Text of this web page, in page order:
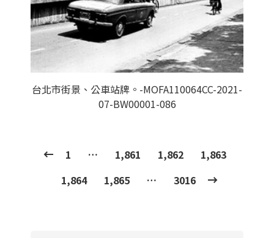
台北市街景、公車站牌。-MOFA110064CC-2021-
07-BW00001-086
1 … 1,861 1,862
1,863
1,864
1,865 … 3016